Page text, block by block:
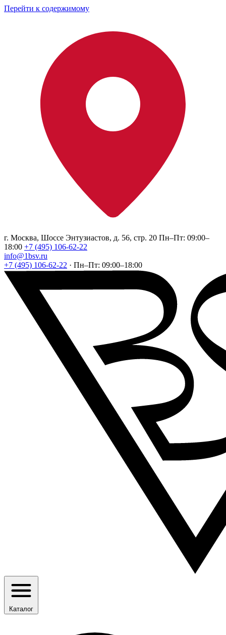
Перейти к содержимому
г. Москва, Шоссе Энтузиастов, д. 56, стр. 20 Пн–Пт: 09:00–
18:00 +7 (495) 106-62-22
info@1bsv.ru
+7 (495) 106-62-22 · Пн–Пт: 09:00–18:00
Каталог